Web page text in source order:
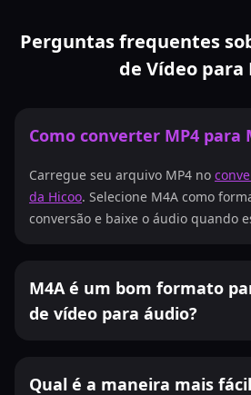
Perguntas frequentes
de Vídeo para
Como converter MP4 para
Carregue seu arquivo MP4 no
da Hicoo. Selecione M4A como
conversão e baixe o áudio quando
M4A é um bom formato
de vídeo para áudio?
Qual é a maneira mais